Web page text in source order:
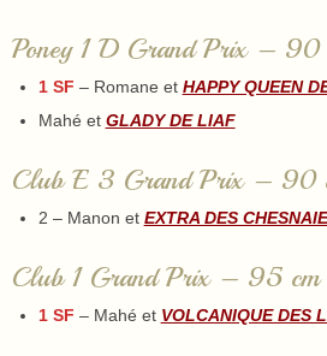
Poney 1 D Grand Prix – 90
1 SF – Romane et HAPPY QUEEN
Mahé et GLADY DE LIAF
Club E 3 Grand Prix – 90
2 – Manon et EXTRA DES
Club 1 Grand Prix – 95 cm
1 SF – Mahé et VOLCANIQUE DES